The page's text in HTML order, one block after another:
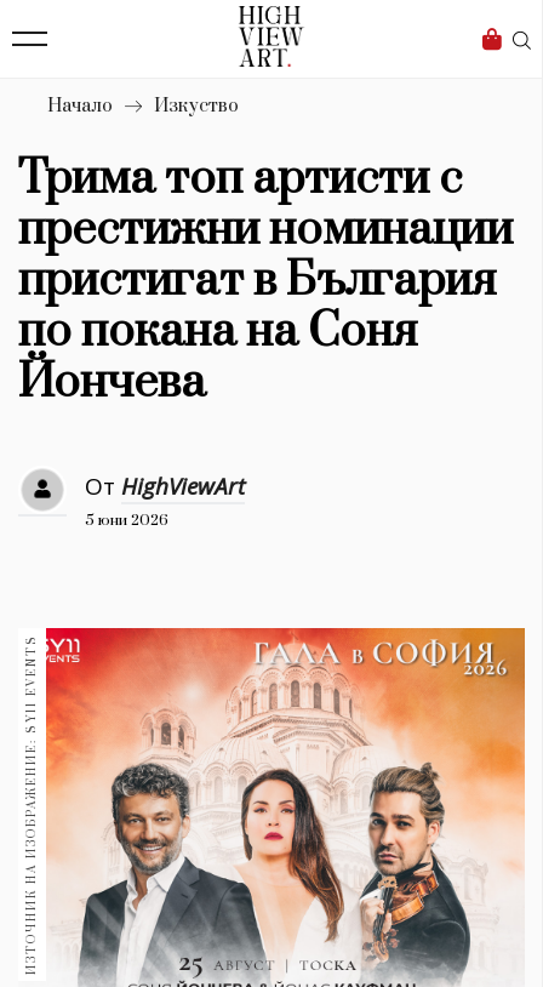
Бизнес
Мода
Dialogue
Изкуство
4339
Красота
777
Книги 1188
Гурме
Пътувай
Здраве 389
Gentlemen
Wellness
Начало Изкуство
Трима топ артисти с
престижни номинации
пристигат в България
по покана на Соня
Йончева
От HighViewArt
5 юни 2026
ИЗТОЧНИК НА ИЗОБРАЖЕНИЕ: SY11 EVENTS